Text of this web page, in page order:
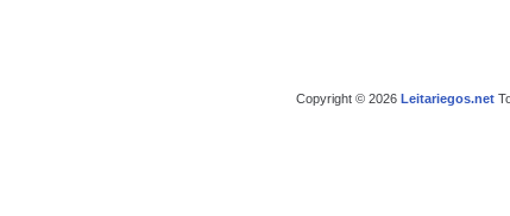
Copyright © 2026 Leitariegos.net